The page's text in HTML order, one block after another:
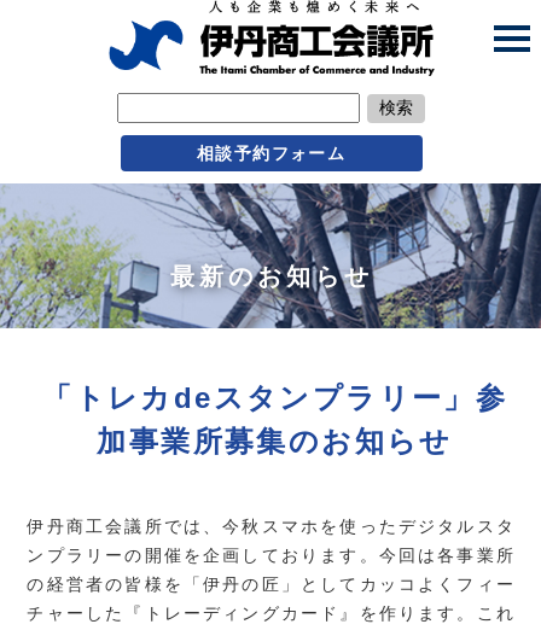
検索
相談予約フォーム
最新のお知らせ
「トレカdeスタンプラリー」参
加事業所募集のお知らせ
伊丹商工会議所では、今秋スマホを使ったデジタルスタ
ンプラリーの開催を企画しております。今回は各事業所
の経営者の皆様を「伊丹の匠」としてカッコよくフィー
チャーした『トレーディングカード』を作ります。これ